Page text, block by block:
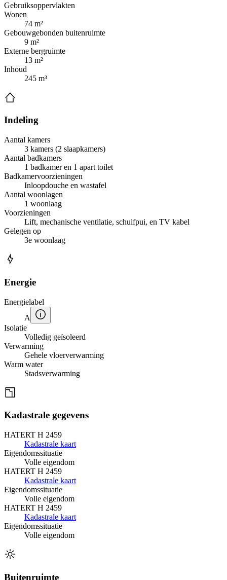
Gebruiksoppervlakten
Wonen
74 m²
Gebouwgebonden buitenruimte
9 m²
Externe bergruimte
13 m²
Inhoud
245 m³
Indeling
Aantal kamers
3 kamers (2 slaapkamers)
Aantal badkamers
1 badkamer en 1 apart toilet
Badkamervoorzieningen
Inloopdouche en wastafel
Aantal woonlagen
1 woonlaag
Voorzieningen
Lift, mechanische ventilatie, schuifpui, en TV kabel
Gelegen op
3e woonlaag
Energie
Energielabel
A
Isolatie
Volledig geïsoleerd
Verwarming
Gehele vloerverwarming
Warm water
Stadsverwarming
Kadastrale gegevens
HATERT H 2459
Kadastrale kaart
Eigendomssituatie
Volle eigendom
HATERT H 2459
Kadastrale kaart
Eigendomssituatie
Volle eigendom
HATERT H 2459
Kadastrale kaart
Eigendomssituatie
Volle eigendom
Buitenruimte